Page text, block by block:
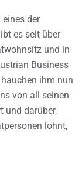
der
es seit über
und in
Business
ihm nun
von all seinen
und darüber,
lohnt,